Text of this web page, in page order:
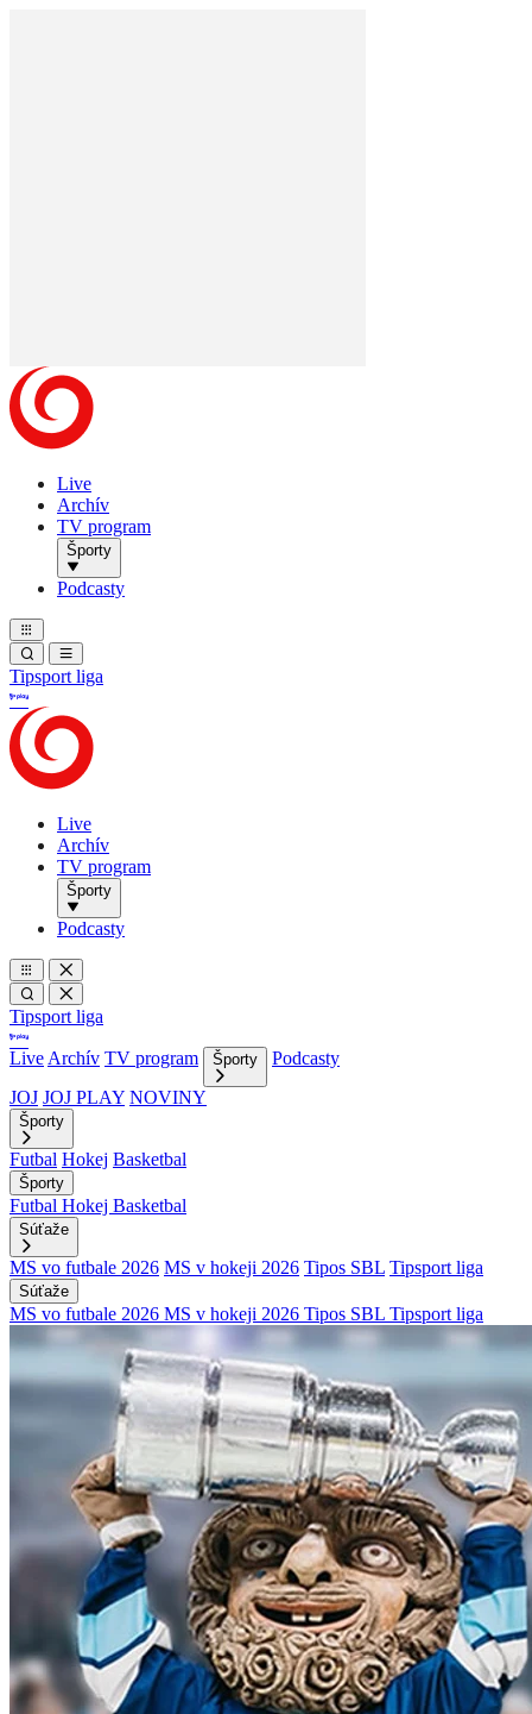
Live
Archív
TV program
Športy
Podcasty
Tipsport liga
Live
Archív
TV program
Športy
Podcasty
Tipsport liga
Live Archív TV program Športy
Podcasty
JOJ JOJ PLAY NOVINY
Športy
Futbal Hokej Basketbal
Športy
Futbal Hokej Basketbal
Súťaže
MS vo futbale 2026 MS v hokeji 2026 Tipos SBL Tipsport liga
Súťaže
MS vo futbale 2026 MS v hokeji 2026 Tipos SBL Tipsport liga